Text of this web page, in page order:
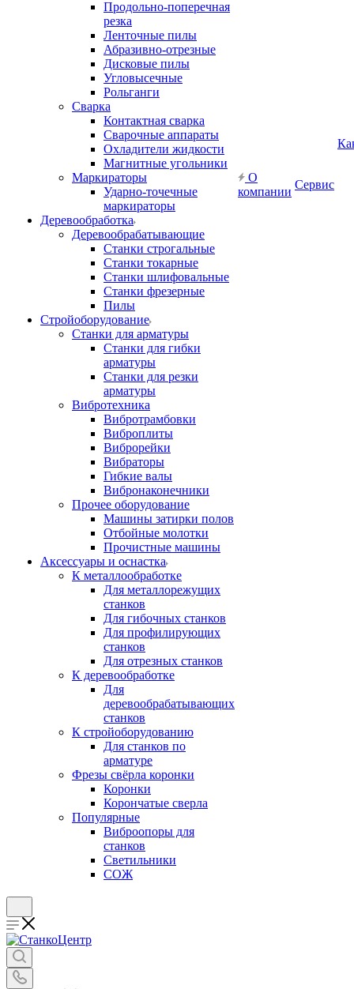
Продольно-поперечная
резка
Ленточные пилы
Абразивно-отрезные
Дисковые пилы
Угловысечные
Рольганги
Сварка
Контактная сварка
Сварочные аппараты
Охладители жидкости
Магнитные угольники
Маркираторы
Ударно-точечные
маркираторы
Деревообработка
Деревообрабатывающие
Станки строгальные
Станки токарные
Станки шлифовальные
Станки фрезерные
Пилы
Стройоборудование
Станки для арматуры
Станки для гибки
арматуры
Станки для резки
арматуры
Вибротехника
Вибротрамбовки
Виброплиты
Виброрейки
Вибраторы
Гибкие валы
Вибронаконечники
Прочее оборудование
Машины затирки полов
Отбойные молотки
Прочистные машины
Аксeccyapы и оснастка
К металлообработке
Для металлорежущих
станков
Для гибочных станков
Для профилирующих
станков
Для отрезных станков
К деревообработке
Для
деревообрабатывающих
станков
К стройоборудованию
Для станков по
арматуре
Фрезы свёрла коронки
Коронки
Корончатые сверла
Популярные
Виброопоры для
станков
Светильники
СОЖ
О
компании
Сервис